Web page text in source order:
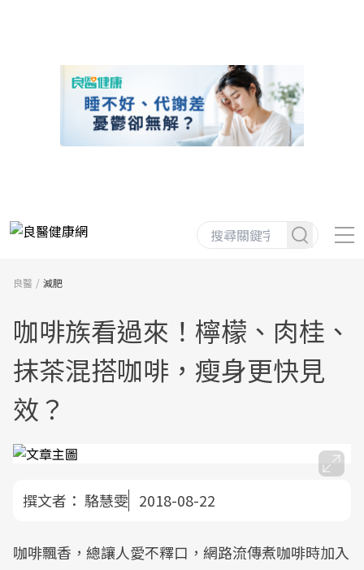
良醫 減肥
咖啡族看過來！檸檬、肉桂、
抹茶混搭咖啡，瘦身更快見
效？
撰文者： 駱慧雯 2018-08-22
咖啡飄香，總讓人愛不釋口，網路流傳煮咖啡時加入